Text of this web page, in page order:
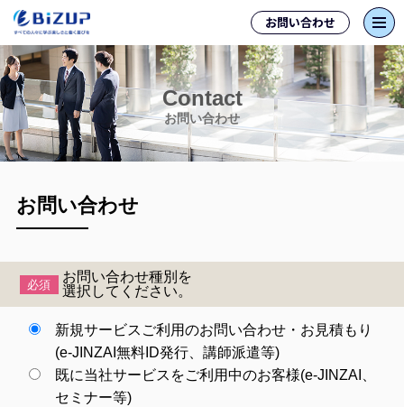
お問い合わせ
Contact
お問い合わせ
お問い合わせ
必須
お問い合わせ種別を
選択してください。
新規サービスご利用のお問い合わせ・お見積もり
(e-JINZAI無料ID発行、講師派遣等)
既に当社サービスをご利用中のお客様(e-JINZAI、
セミナー等)